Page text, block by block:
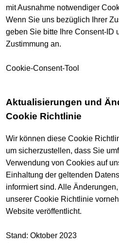
mit Ausnahme notwendiger
Wenn Sie uns bezüglich Ihrer
geben Sie bitte Ihre Consent-ID
Zustimmung an.
Cookie-Consent-Tool
Aktualisierungen und
Cookie Richtlinie
Wir können diese Cookie
um sicherzustellen, dass Sie
Verwendung von Cookies auf
Einhaltung der geltenden
informiert sind. Alle
unserer Cookie Richtlinie
Website veröffentlicht.
Stand: Oktober 2023